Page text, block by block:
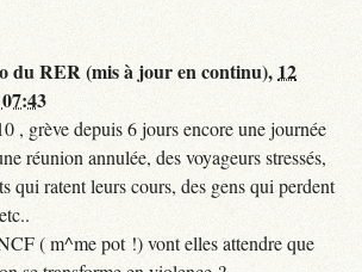
du RER (mis à jour en continu), 12
, grève depuis 6 jours encore une journée
réunion annulée, des voyageurs stressés,
qui ratent leurs cours, des gens qui perdent
( m^me pot !) vont elles attendre que